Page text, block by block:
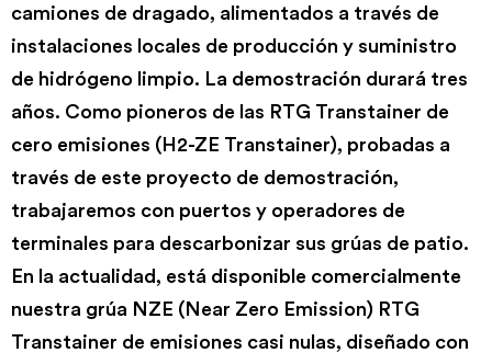
camiones de dragado, alimentados a través de
instalaciones locales de producción y suministro
de hidrógeno limpio. La demostración durará tres
años. Como pioneros de las RTG Transtainer de
cero emisiones (H2-ZE Transtainer), probadas a
través de este proyecto de demostración,
trabajaremos con puertos y operadores de
terminales para descarbonizar sus grúas de patio.
En la actualidad, está disponible comercialmente
nuestra grúa NZE (Near Zero Emission) RTG
Transtainer de emisiones casi nulas, diseñado con